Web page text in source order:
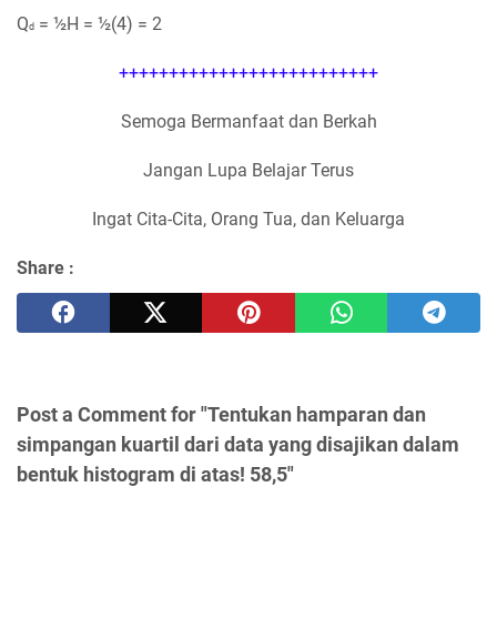
Qd = ½H = ½(4) = 2
++++++++++++++++++++++++++
Semoga Bermanfaat dan Berkah
Jangan Lupa Belajar Terus
Ingat Cita-Cita, Orang Tua, dan Keluarga
Share :
Post a Comment for "Tentukan hamparan dan
simpangan kuartil dari data yang disajikan dalam
bentuk histogram di atas! 58,5"